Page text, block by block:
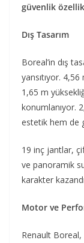
güvenlik
Dış Tasarım
Boreal’in dış
yansıtıyor.
1,65 m
konumlanıyor.
estetik hem de
19 inç jantlar,
ve panoramik
karakter
Motor ve
Renault